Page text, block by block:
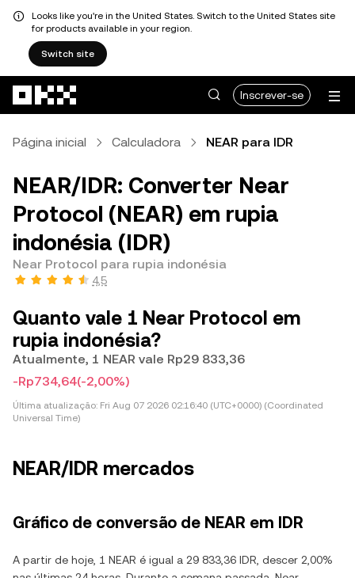
Looks like you're in the United States. Switch to the United States site
for products available in your region.
Switch site
Inscrever-se
Página inicial Calculadora NEAR para IDR
NEAR/IDR: Converter Near
Protocol (NEAR) em rupia
indonésia (IDR)
Near Protocol para rupia indonésia
4,5
Quanto vale 1 Near Protocol em
rupia indonésia?
Atualmente, 1 NEAR vale Rp29 833,36
-Rp734,64(-2,00%)
Última atualização: Fri Aug 07 2026 02:16:40 (UTC+0000) (Coordinated
Universal Time)
NEAR/IDR mercados
Gráfico de conversão de NEAR em IDR
A partir de hoje, 1 NEAR é igual a 29 833,36 IDR, descer 2,00%